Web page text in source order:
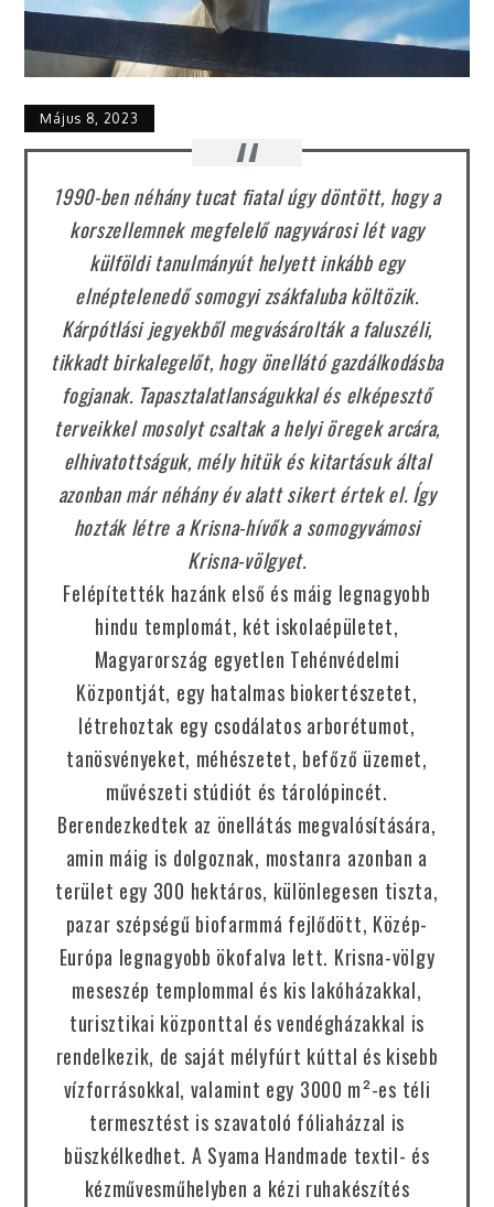
Május 8, 2023
1990-ben néhány tucat fiatal úgy döntött, hogy a
korszellemnek megfelelő nagyvárosi lét vagy
külföldi tanulmányút helyett inkább egy
elnéptelenedő somogyi zsákfaluba költözik.
Kárpótlási jegyekből megvásárolták a faluszéli,
tikkadt birkalegelőt, hogy önellátó gazdálkodásba
fogjanak. Tapasztalatlanságukkal és elképesztő
terveikkel mosolyt csaltak a helyi öregek arcára,
elhivatottságuk, mély hitük és kitartásuk által
azonban már néhány év alatt sikert értek el. Így
hozták létre a Krisna-hívők a somogyvámosi
Krisna-völgyet.
Felépítették hazánk első és máig legnagyobb
hindu templomát, két iskolaépületet,
Magyarország egyetlen Tehénvédelmi
Központját, egy hatalmas biokertészetet,
létrehoztak egy csodálatos arborétumot,
tanösvényeket, méhészetet, befőző üzemet,
művészeti stúdiót és tárolópincét.
Berendezkedtek az önellátás megvalósítására,
amin máig is dolgoznak, mostanra azonban a
terület egy 300 hektáros, különlegesen tiszta,
pazar szépségű biofarmmá fejlődött, Közép-
Európa legnagyobb ökofalva lett. Krisna-völgy
meseszép templommal és kis lakóházakkal,
turisztikai központtal és vendégházakkal is
rendelkezik, de saját mélyfúrt kúttal és kisebb
vízforrásokkal, valamint egy 3000 m²-es téli
termesztést is szavatoló fóliaházzal is
büszkélkedhet. A Syama Handmade textil- és
kézművesműhelyben a kézi ruhakészítés